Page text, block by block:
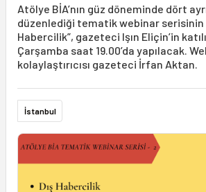
Atölye BİA’nın güz döneminde dört
düzenlediği tematik webinar serisinin
Habercilik”, gazeteci Işın Eliçin’in
Çarşamba saat 19.00’da yapılacak.
kolaylaştırıcısı gazeteci İrfan Aktan.
İstanbul